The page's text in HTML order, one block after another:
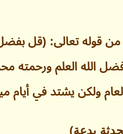
قوله تعالى: (قل بفضل
الله العلم ورحمته
ولكن يشتد في أيام
بدعة)